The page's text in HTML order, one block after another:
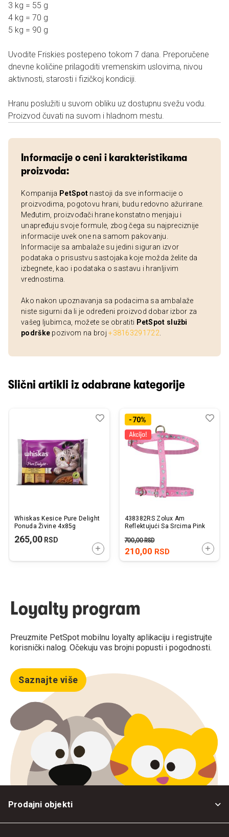
3 kg = 55 g
4 kg = 70 g
5 kg = 90 g
Uvodite Friskies postepeno tokom 7 dana. Preporučene
dnevne količine prilagoditi vremenskim uslovima, nivou
aktivnosti, starosti i fizičkoj kondiciji.
Hranu poslužiti u suvom obliku uz dostupnu svežu vodu.
Proizvod čuvati na suvom i hladnom mestu.
Informacije o ceni i karakteristikama
proizvoda:
Kompanija PetSpot nastoji da sve informacije o
proizvodima, pogotovu hrani, budu redovno ažurirane.
Međutim, proizvođači hrane konstatno menjaju i
unapređuju svoje formule, zbog čega su najpreciznije
informacije uvek one na samom pakovanju.
Informacije sa ambalaže su jedini siguran izvor
podataka o prisustvu sastojaka koje možda želite da
izbegnete, kao i podataka o sastavu i hranljivim
vrednostima.
Ako nakon upoznavanja sa podacima sa ambalaže
niste sigurni da li je određeni proizvod dobar izbor za
vašeg ljubimca, možete se obratiti PetSpot službi
podrške pozivom na broj+38163291722
Slični artikli iz odabrane kategorije
Whiskas Kesice Pure Delight
Ponuda Živine 4x85g
265,00 RSD
DODAJTE U KORPU
Dodaj
Uporedi-70%
438382RS Zolux Am
Reflektujući Sa Srcima Pink
210,00 RSD
700,00RSD
Loyalty program
Preuzmite PetSpot mobilnu loyalty aplikaciju i registrujte
korisnički nalog. Očekuju vas brojni popusti i pogodnosti.
Saznajte više
Prodajni objekti